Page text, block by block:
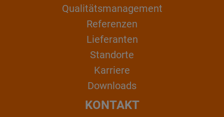
Qualitätsmanagement
Referenzen
Lieferanten
Standorte
Karriere
Downloads
KONTAKT